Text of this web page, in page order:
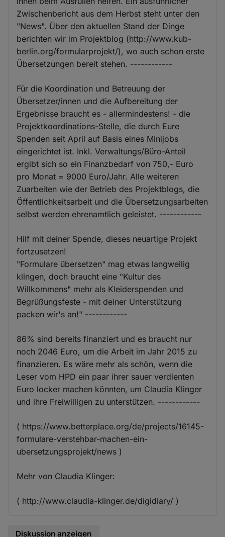
Zwischenbericht aus dem Herbst steht unter den
"News". Über den aktuellen Stand der Dinge
berichten wir im Projektblog (http://www.kub-
berlin.org/formularprojekt/), wo auch schon erste
Übersetzungen bereit stehen. ------------
Für die Koordination und Betreuung der
Übersetzer/innen und die Aufbereitung der
Ergebnisse braucht es - allermindestens! - die
Projektkoordinations-Stelle, die durch Eure
Spenden seit April auf Basis eines Minijobs
eingerichtet ist. Inkl. Verwaltungs/Büro-Anteil
ergibt sich so ein Finanzbedarf von 750,- Euro
pro Monat = 9000 Euro/Jahr. Alle weiteren
Zuarbeiten wie der Betrieb des Projektblogs, die
Öffentlichkeitsarbeit und die Übersetzungsarbeiten
selbst werden ehrenamtlich geleistet. ------------
Hilf mit deiner Spende, dieses neuartige Projekt
fortzusetzen!
"Formulare übersetzen" mag etwas langweilig
klingen, doch braucht eine "Kultur des
Willkommens" mehr als Kleiderspenden und
Begrüßungsfeste - mit deiner Unterstützung
packen wir's an!" ------------
86% sind bereits finanziert und es braucht nur
noch 2046 Euro, um die Arbeit im Jahr 2015 zu
finanzieren. Es wäre mehr als schön, wenn die
Leser vom HPD ein paar ihrer sauer verdienten
Euro locker machen könnten, um Claudia Klinger
und ihre Freiwilligen zu unterstützen. ------------
( https://www.betterplace.org/de/projects/16145-
formulare-verstehbar-machen-ein-
ubersetzungsprojekt/news )
Mehr von Claudia Klinger:
( http://www.claudia-klinger.de/digidiary/ )
Diskussion anzeigen